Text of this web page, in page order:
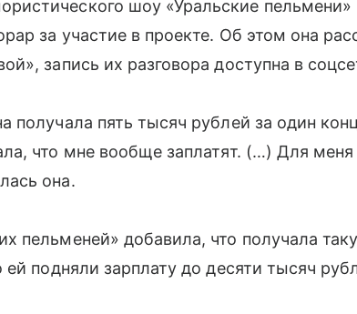
шоу «Уральские
за участие в проекте. Об этом она
запись их разговора доступна в
получала пять тысяч рублей за один
что мне вообще заплатят. (…) Для меня
она.
пельменей» добавила, что получала
ей подняли зарплату до десяти тысяч